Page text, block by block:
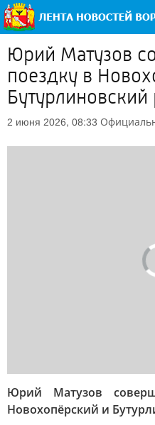
Юрий Матузов
поездку в
2 июня 2026, 08:33
Юрий Матузов
Новохопёрский и